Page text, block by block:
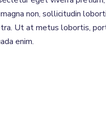
non, sollicitudin
Ut at metus lobortis,
enim.